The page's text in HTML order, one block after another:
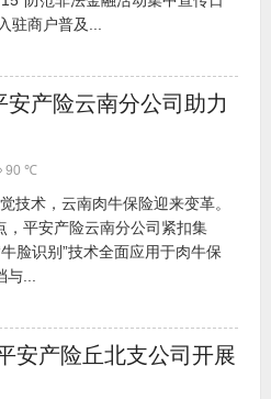
驻商户普及...
安产险云南分公司助力
90 ℃
技术，云南肉牛保险迎来变革。
，平安产险云南分公司紧扣集
脸识别”技术全面应用于肉牛保
...
安产险丘北支公司开展